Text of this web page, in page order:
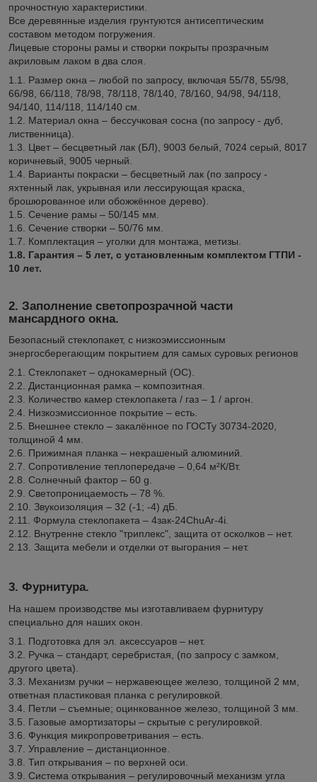
прочностную характеристики.
Все деревянные изделия грунтуются антисептическим
составом методом погружения.
Лицевые стороны рамы и створки покрыты прозрачным
акриловым лаком в два слоя.
1.1. Размер окна – любой по запросу, включая 55/78, 55/98,
66/98, 66/118, 78/98, 78/118, 78/140, 78/160, 94/98, 94/118,
94/140, 114/118, 114/140 см.
1.2. Материал окна – бессучковая сосна (по запросу - дуб,
лиственница).
1.3. Цвет – бесцветный лак (БЛ), 9003 белый, 7024 серый, 8017
коричневый, 9005 черный.
1.4. Варианты покраски – бесцветный лак (по запросу -
яхтенный лак, укрывная или лессирующая краска,
брошюрованное или обожжённое дерево).
1.5. Сечение рамы – 50/145 мм.
1.6. Сечение створки – 50/76 мм.
1.7. Комплектация – уголки для монтажа, метизы.
1.8. Гарантия – 5 лет, с установленным комплектом ГТПИ -
10 лет.
2. Заполнение светопрозрачной части
мансардного окна.
Безопасный стеклопакет, с низкоэмиссионным
энергосберегающим покрытием для самых суровых регионов
2.1. Стеклопакет – однокамерный (ОС).
2.2. Дистанционная рамка – композитная.
2.3. Количество камер стеклопакета / газ – 1 / аргон.
2.4. Низкоэмиссионное покрытие – есть.
2.5. Внешнее стекло – закалённое по ГОСТу 30734-2020,
толщиной 4 мм.
2.6. Прижимная планка – некрашеный алюминий.
2.7. Сопротивление теплопередаче – 0,64 м²К/Вт.
2.8. Солнечный фактор – 60 g.
2.9. Светопроницаемость – 78 %.
2.10. Звукоизоляция – 32 (-1; -4) дБ.
2.11. Формула стеклопакета – 4зак-24ChuAr-4i.
2.12. Внутренне стекло "триплекс", защита от осколков – нет.
2.13. Защита мебели и отделки от выгорания – нет.
3. Фурнитура.
На нашем производстве мы изготавливаем фурнитуру
специально для наших окон.
3.1. Подготовка для эл. аксессуаров – нет.
3.2. Ручка – стандарт, серебристая, (по запросу с замком,
другого цвета).
3.3. Механизм ручки – нержавеющее железо, толщиной 2 мм,
ответная пластиковая планка с регулировкой.
3.4. Петли – съемные; оцинкованное железо, толщиной 3 мм.
3.5. Газовые амортизаторы – скрытые с регулировкой.
3.6. Функция микропроветривания – есть.
3.7. Управление – дистанционное.
3.8. Тип открывания – по верхней оси.
3.9. Система открывания – регулировочный механизм угла